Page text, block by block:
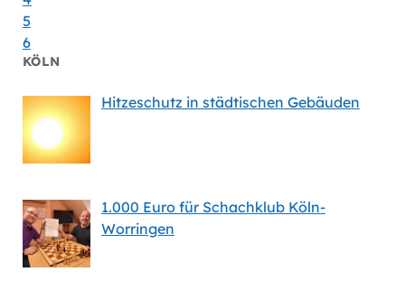
5
6
KÖLN
Hitzeschutz in städtischen Gebäuden
1.000 Euro für Schachklub Köln-
Worringen